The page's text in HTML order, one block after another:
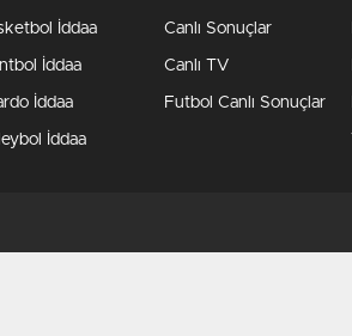
İddaa
İddaa
İddaa
İddaa
Canlı Sonuçlar
Canlı TV
Futbol Canlı Sonuçlar